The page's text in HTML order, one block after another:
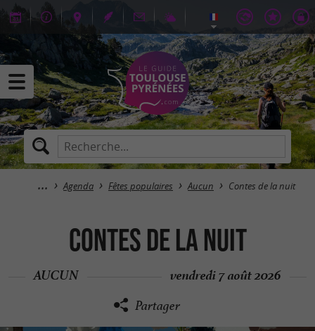
Agenda Fêtes populaires Aucun Contes de la nuit
Contes de la nuit
AUCUN vendredi 7 août 2026
Partager